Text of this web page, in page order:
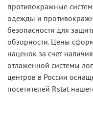
противокражные
одежды и
безопасности для
обзорности. Цены
наценок за счет
отлаженной системы
центров в России
посетителей Rstat